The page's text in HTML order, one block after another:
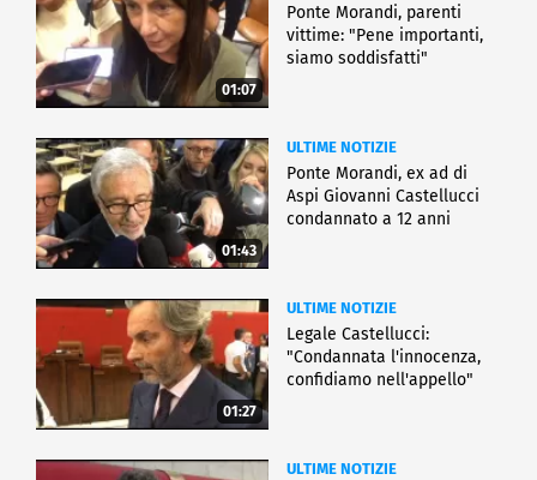
01:07
Ponte Morandi, parenti
vittime: "Pene importanti,
siamo soddisfatti"
01:43
ULTIME NOTIZIE
Ponte Morandi, ex ad di
Aspi Giovanni Castellucci
condannato a 12 anni
01:27
ULTIME NOTIZIE
Legale Castellucci:
"Condannata l'innocenza,
confidiamo nell'appello"
ULTIME NOTIZIE